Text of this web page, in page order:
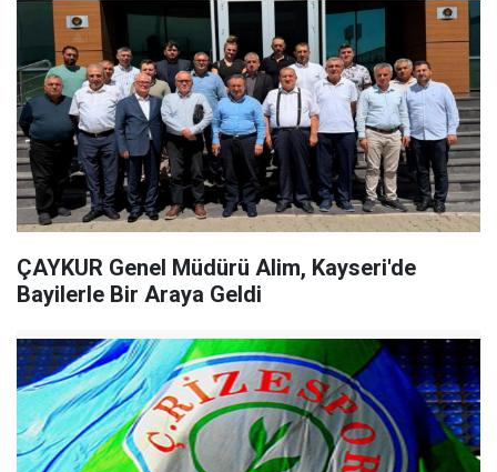
ÇAYKUR Genel Müdürü Alim, Kayseri'de
Bayilerle Bir Araya Geldi